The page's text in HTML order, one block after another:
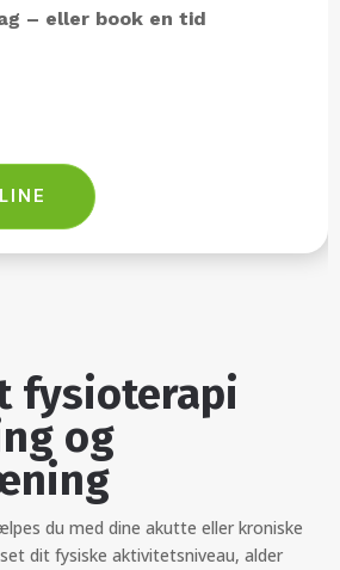
– eller book en tid
fysioterapi
og
du med dine akutte eller kroniske
dit fysiske aktivitetsniveau, alder